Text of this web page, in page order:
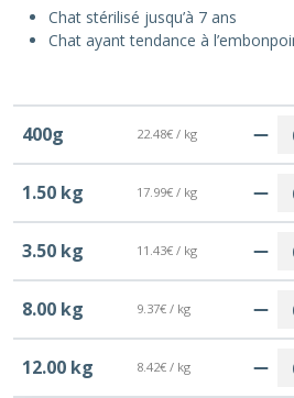
Chat stérilisé jusqu’à 7 ans
Chat ayant tendance à
400g 22.48€ / kg
1.50 kg 17.99€ / kg
3.50 kg 11.43€ / kg
8.00 kg 9.37€ / kg
12.00 kg 8.42€ / kg